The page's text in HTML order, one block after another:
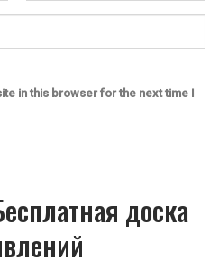
in this browser for the next time I
доска